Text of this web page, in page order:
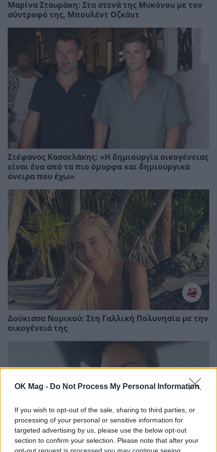
OK Mag - Do Not Process My Personal Information
If you wish to opt-out of the sale, sharing to third parties, or
processing of your personal or sensitive information for
targeted advertising by us, please use the below opt-out
section to confirm your selection. Please note that after your
opt-out request is processed you may continue seeing
Μαρίνα Σταυράκη: Στα στενά της Μυκόνου με τον
σύντροφό της, Μπουλέντ Οζκάντ
Στέφανος Κασσελάκης: «Η δηµιουργία οικογένειας
είναι ένα από τα πιο όµορφα και δηµιουργικά
όνειρα που έχω»
Δούκισσα Νομικού: Στη Γαλλική Πολυνησία με την
οικογένειά της